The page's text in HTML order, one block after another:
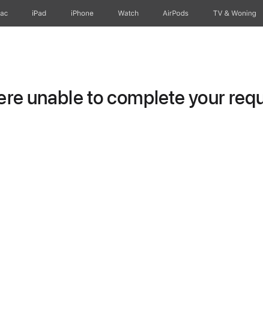
iPad iPhone Watch AirPods TV & Woning
unable to complete your